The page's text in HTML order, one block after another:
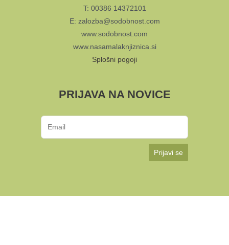
T: 00386 14372101
E: zalozba@sodobnost.com
www.sodobnost.com
www.nasamalaknjiznica.si
Splošni pogoji
PRIJAVA NA NOVICE
Prijavi se